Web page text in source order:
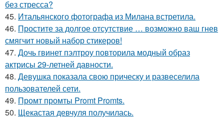
без стресса?
45. Итальянского фотографа из Милана встретила.
46. Простите за долгое отсутствие … возможно ваш гнев
смягчит новый набор стикеров!
47. Дочь гвинет пэлтроу повторила модный образ
актрисы 29-летней давности.
48. Девушка показала свою прическу и развеселила
пользователей сети.
49. Промт промты Promt Promts.
50. Щекастая девчуля получилась.